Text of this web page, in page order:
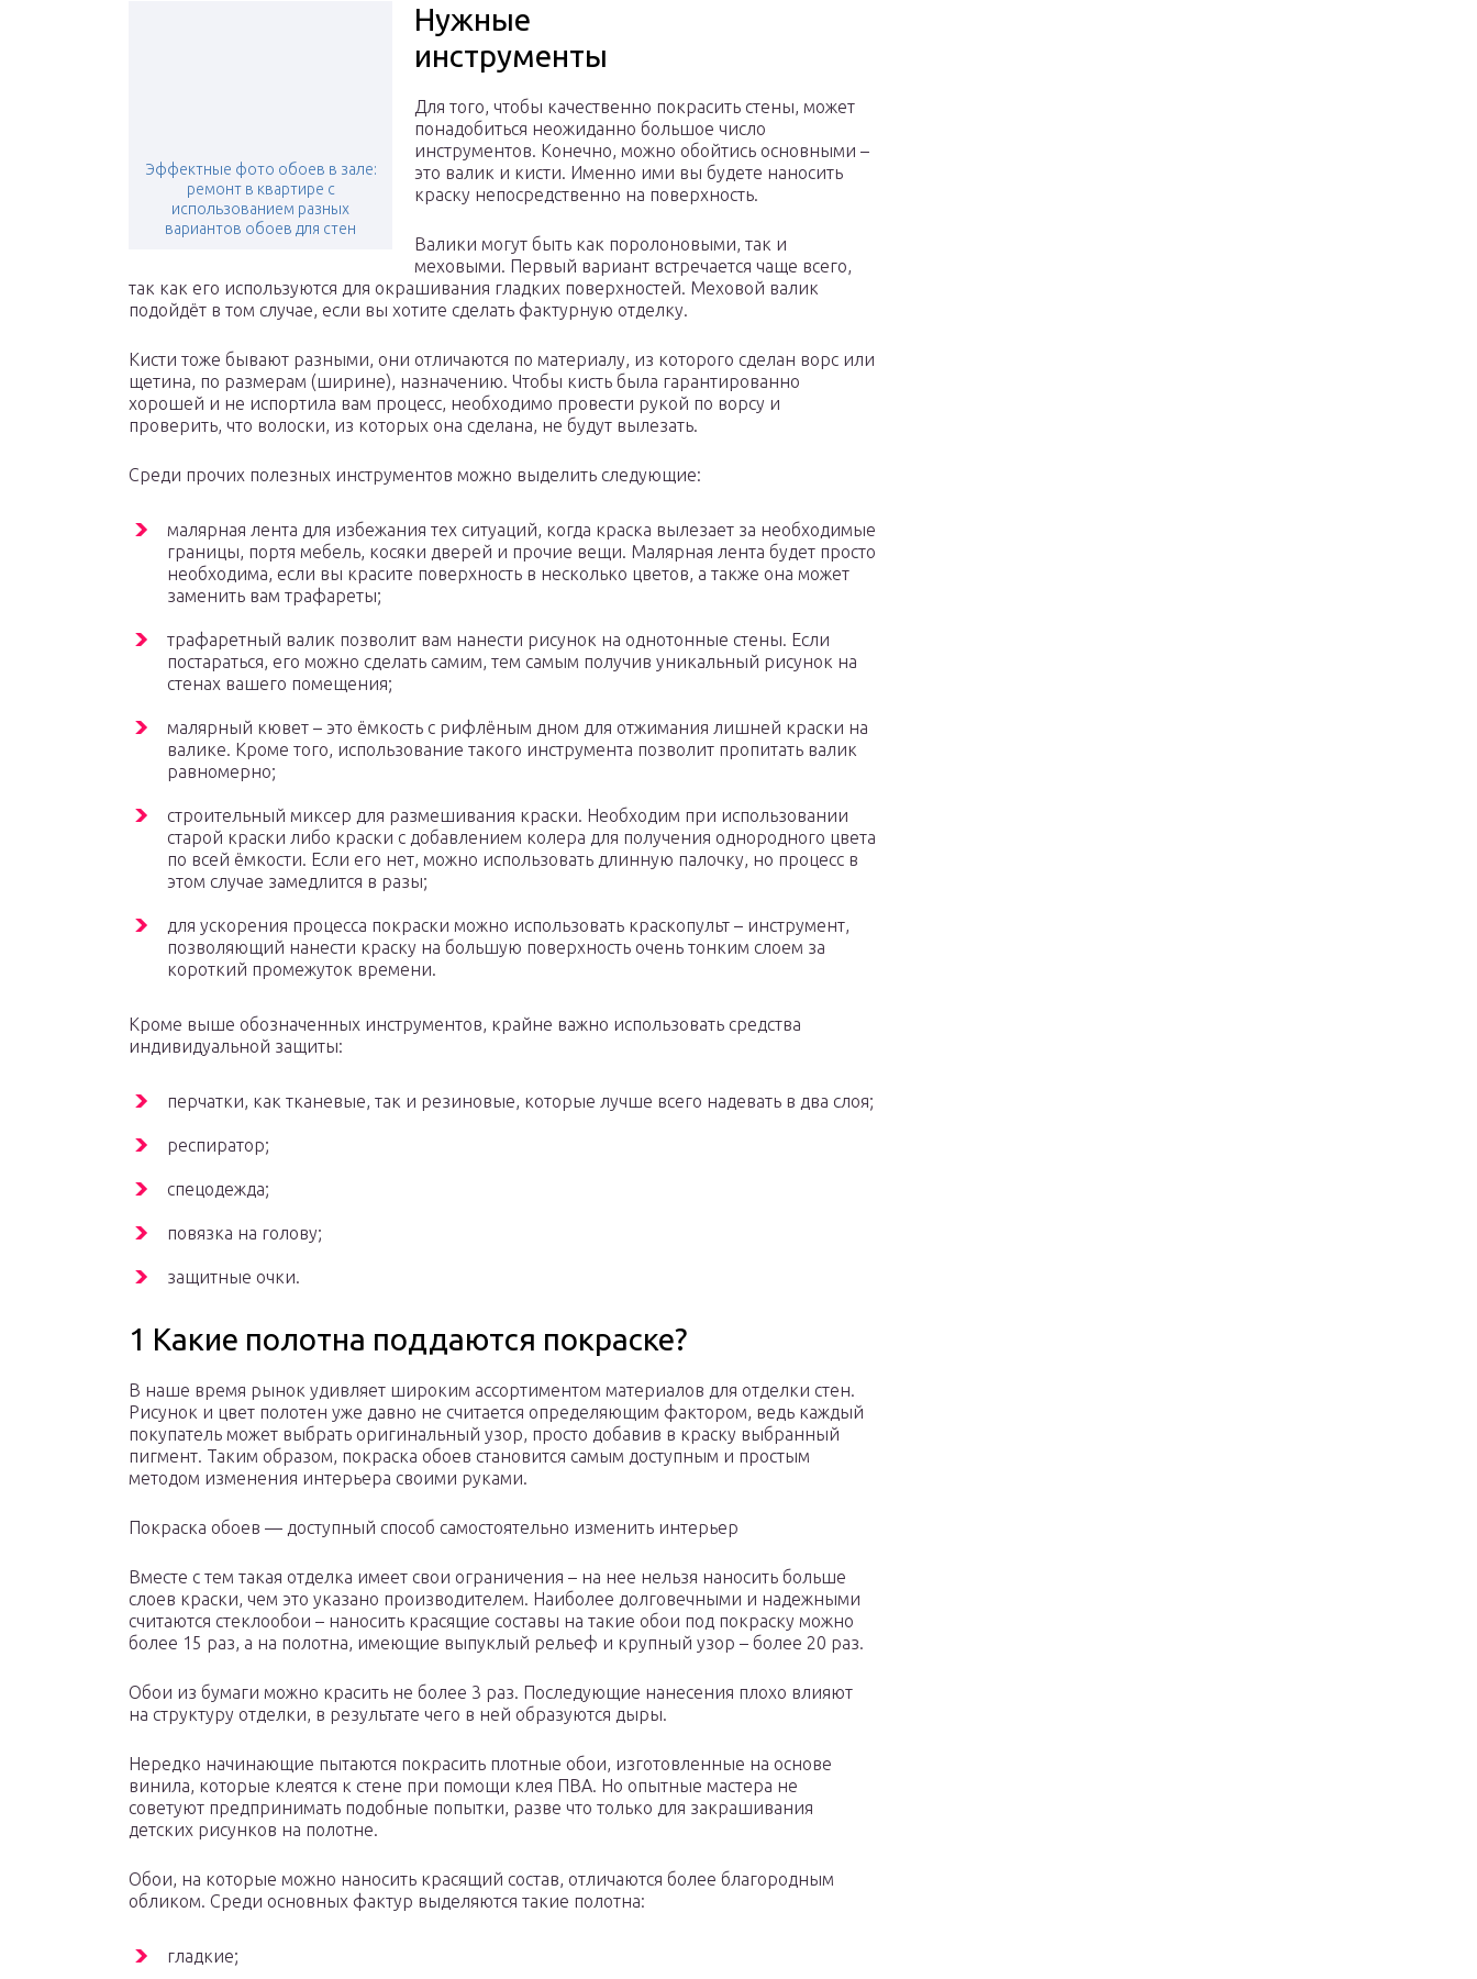
Эффектные фото обоев в зале:
ремонт в квартире с
использованием разных
вариантов обоев для стен
Нужные
инструменты
Для того, чтобы качественно покрасить стены, может
понадобиться неожиданно большое число
инструментов. Конечно, можно обойтись основными –
это валик и кисти. Именно ими вы будете наносить
краску непосредственно на поверхность.
Валики могут быть как поролоновыми, так и
меховыми. Первый вариант встречается чаще всего,
так как его используются для окрашивания гладких поверхностей. Меховой валик
подойдёт в том случае, если вы хотите сделать фактурную отделку.
Кисти тоже бывают разными, они отличаются по материалу, из которого сделан ворс или
щетина, по размерам (ширине), назначению. Чтобы кисть была гарантированно
хорошей и не испортила вам процесс, необходимо провести рукой по ворсу и
проверить, что волоски, из которых она сделана, не будут вылезать.
Среди прочих полезных инструментов можно выделить следующие:
малярная лента для избежания тех ситуаций, когда краска вылезает за необходимые
границы, портя мебель, косяки дверей и прочие вещи. Малярная лента будет просто
необходима, если вы красите поверхность в несколько цветов, а также она может
заменить вам трафареты;
трафаретный валик позволит вам нанести рисунок на однотонные стены. Если
постараться, его можно сделать самим, тем самым получив уникальный рисунок на
стенах вашего помещения;
малярный кювет – это ёмкость с рифлёным дном для отжимания лишней краски на
валике. Кроме того, использование такого инструмента позволит пропитать валик
равномерно;
строительный миксер для размешивания краски. Необходим при использовании
старой краски либо краски с добавлением колера для получения однородного цвета
по всей ёмкости. Если его нет, можно использовать длинную палочку, но процесс в
этом случае замедлится в разы;
для ускорения процесса покраски можно использовать краскопульт – инструмент,
позволяющий нанести краску на большую поверхность очень тонким слоем за
короткий промежуток времени.
Кроме выше обозначенных инструментов, крайне важно использовать средства
индивидуальной защиты:
перчатки, как тканевые, так и резиновые, которые лучше всего надевать в два слоя;
респиратор;
спецодежда;
повязка на голову;
защитные очки.
1 Какие полотна поддаются покраске?
В наше время рынок удивляет широким ассортиментом материалов для отделки стен.
Рисунок и цвет полотен уже давно не считается определяющим фактором, ведь каждый
покупатель может выбрать оригинальный узор, просто добавив в краску выбранный
пигмент. Таким образом, покраска обоев становится самым доступным и простым
методом изменения интерьера своими руками.
Покраска обоев — доступный способ самостоятельно изменить интерьер
Вместе с тем такая отделка имеет свои ограничения – на нее нельзя наносить больше
слоев краски, чем это указано производителем. Наиболее долговечными и надежными
считаются стеклообои – наносить красящие составы на такие обои под покраску можно
более 15 раз, а на полотна, имеющие выпуклый рельеф и крупный узор – более 20 раз.
Обои из бумаги можно красить не более 3 раз. Последующие нанесения плохо влияют
на структуру отделки, в результате чего в ней образуются дыры.
Нередко начинающие пытаются покрасить плотные обои, изготовленные на основе
винила, которые клеятся к стене при помощи клея ПВА. Но опытные мастера не
советуют предпринимать подобные попытки, разве что только для закрашивания
детских рисунков на полотне.
Обои, на которые можно наносить красящий состав, отличаются более благородным
обликом. Среди основных фактур выделяются такие полотна:
гладкие;